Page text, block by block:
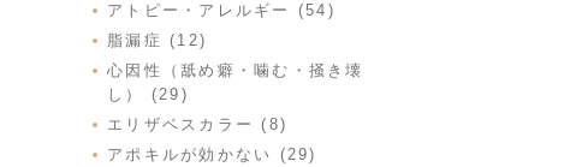
アトピー・アレルギー (54)
脂漏症 (12)
心因性（舐め癖・噛む・掻き壊
し） (29)
エリザベスカラー (8)
アポキルが効かない (29)